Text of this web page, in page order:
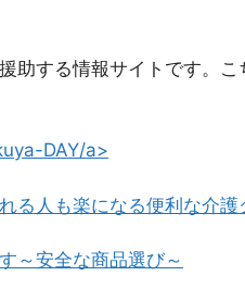
助する情報サイトです。こ
DAY/a>
る人も楽になる便利な介
～安全な商品選び～